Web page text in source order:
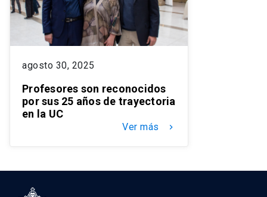
agosto 30, 2025
Profesores son reconocidos
por sus 25 años de trayectoria
en la UC
Ver más keyboard_arrow_right